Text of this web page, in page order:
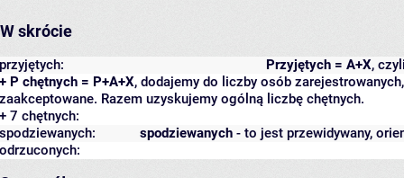
W skrócie
Przyjętych = A+X,
przyjętych:
+ P chętnych = P+A+X, dodajemy do liczby osób
zaakceptowane. Razem uzyskujemy ogólną liczbę chętnych.
+ 7 chętnych:
spodziewanych - to jest przewidywany,
spodziewanych:
odrzuconych: